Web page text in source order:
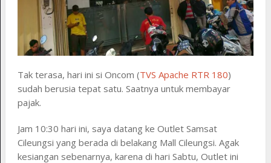
Tak terasa, hari ini si Oncom (TVS Apache RTR 180)
sudah berusia tepat satu. Saatnya untuk membayar
pajak.
Jam 10:30 hari ini, saya datang ke Outlet Samsat
Cileungsi yang berada di belakang Mall Cileungsi. Agak
kesiangan sebenarnya, karena di hari Sabtu, Outlet ini